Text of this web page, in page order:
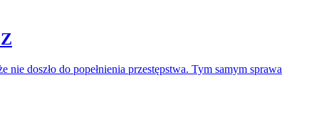
doszło do popełnienia przestępstwa. Tym samym sprawa